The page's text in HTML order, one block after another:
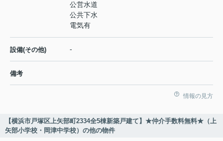
公営水道
公共下水
電気有
設備(その他) -
備考
情報の見方
【横浜市戸塚区上矢部町2334全5棟新築戸建て】★仲介手数料無料★（上
矢部小学校・岡津中学校）の他の物件